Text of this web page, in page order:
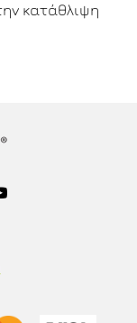
κατάθλιψη